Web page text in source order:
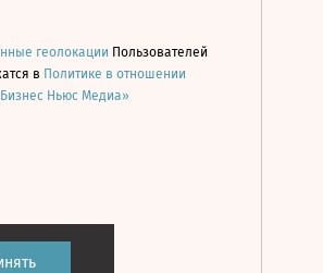
геолокации Пользователей
в Политике в отношении
Ньюс Медиа»